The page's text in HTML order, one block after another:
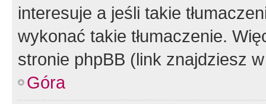
interesuje a jeśli takie
wykonać takie tłumaczenie.
stronie phpBB (link znajdziesz
Góra